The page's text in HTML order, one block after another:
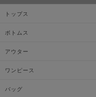
トップス
ボトムス
アウター
ワンピース
バッグ